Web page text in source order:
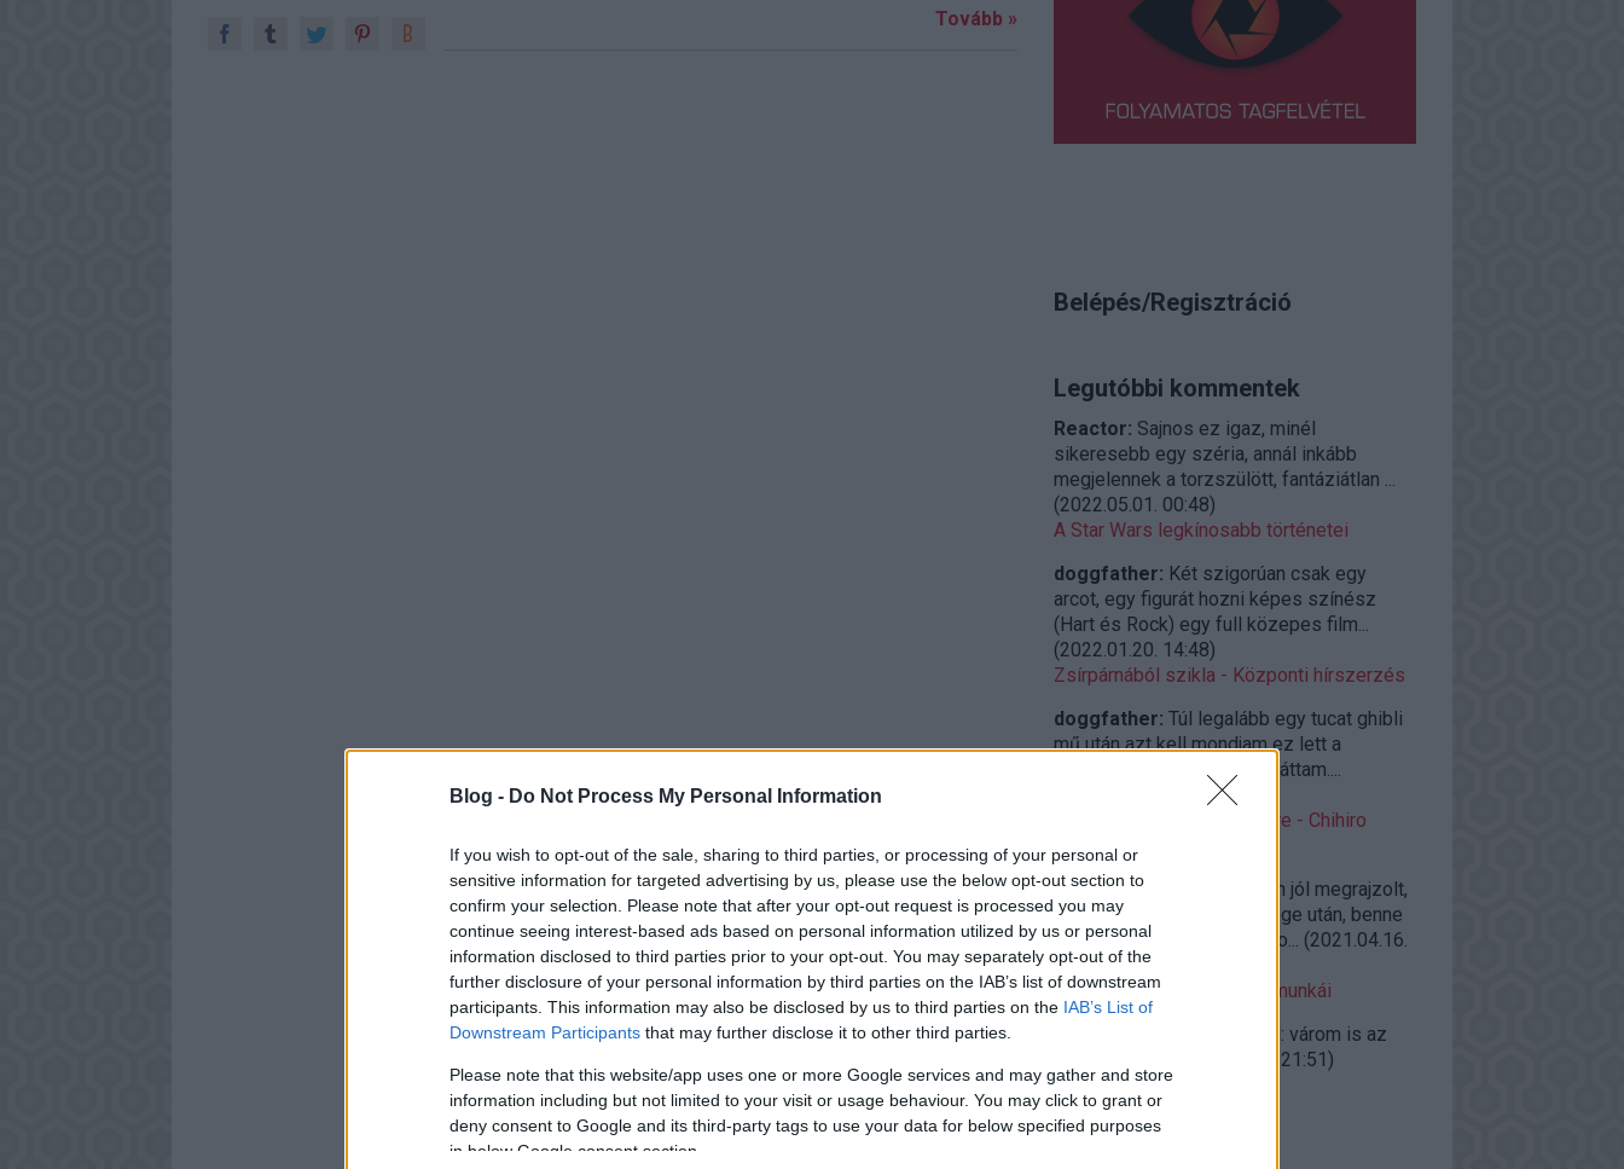
Blog - Do Not Process My Personal Information
If you wish to opt-out of the sale, sharing to third parties, or processing of your personal or
sensitive information for targeted advertising by us, please use the below opt-out section to
confirm your selection. Please note that after your opt-out request is processed you may
continue seeing interest-based ads based on personal information utilized by us or personal
information disclosed to third parties prior to your opt-out. You may separately opt-out of the
further disclosure of your personal information by third parties on the IAB’s list of downstream
participants. This information may also be disclosed by us to third parties on the IAB’s List of
Downstream Participants that may further disclose it to other third parties.
Please note that this website/app uses one or more Google services and may gather and store
information including but not limited to your visit or usage behaviour. You may click to grant or
deny consent to Google and its third-party tags to use your data for below specified purposes
in below Google consent section.
Tovább »
Belépés/Regisztráció
Legutóbbi kommentek
Reactor: Sajnos ez igaz, minél
sikeresebb egy széria, annál inkább
megjelennek a torzszülött, fantáziátlan ...
(2022.05.01. 00:48)
A Star Wars legkínosabb történetei
doggfather: Két szigorúan csak egy
arcot, egy figurát hozni képes színész
(Hart és Rock) egy full közepes film...
(2022.01.20. 14:48)
Zsírpárnából szikla - Központi hírszerzés
doggfather: Túl legalább egy tucat ghibli
mű után azt kell mondjam ez lett a
legelborultabb amit eddig láttam....
)
RetroAjánló vasárnap estére - Chihiro
szellemországban (2001)
doggfather:
Félelmetesen jól megrajzolt,
összerakott világ a világvége után, benne
igazi élő emberekkel, és so... (2021.04.16.
23:09)
Miyazaki kevésbé ismert munkái
@doomguard: várom is az
2020.10.27. 21:51)
A fiúk visszatérnek
Utolsó 20